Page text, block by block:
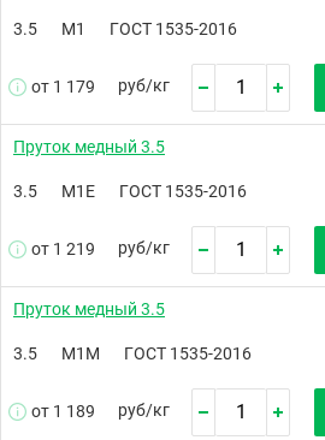
3.5 М1 ГОСТ 1535-2016
от 1 179 руб/кг
Пруток медный 3.5
3.5 М1Е ГОСТ 1535-2016
от 1 219 руб/кг
Пруток медный 3.5
3.5 М1М ГОСТ 1535-2016
от 1 189 руб/кг